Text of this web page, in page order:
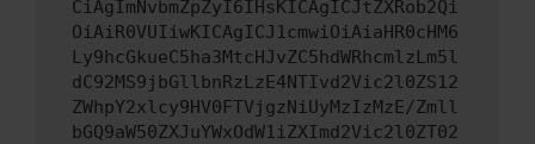
CiAgImNvbmZpZyI6IHsKICAgICJtZXRob2Qi
OiAiR0VUIiwKICAgICJ1cmwiOiAiaHR0cHM6
Ly9hcGkueC5ha3MtcHJvZC5hdWRhcmlzLm5l
dC92MS9jbGllbnRzLzE4NTIvd2Vic2l0ZS12
ZWhpY2xlcy9HV0FTVjgzNiUyMzIzMzE/Zmll
bGQ9aW50ZXJuYWxOdW1iZXImd2Vic2l0ZT02